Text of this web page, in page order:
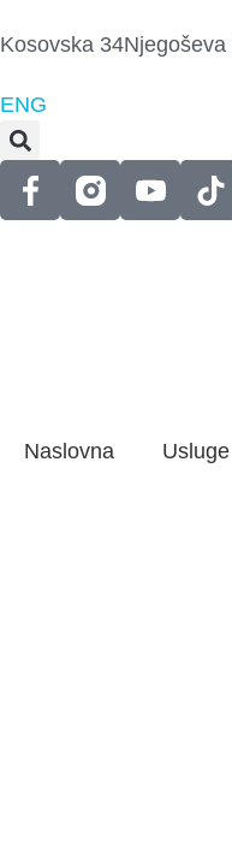
Kosovska 34Njegoševa
ENG
Naslovna Usluge